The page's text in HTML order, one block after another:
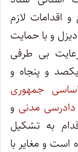
اقدامات لازم
و با حمایت
بی طرفی
و پنجاه و
جمهوری
دادرسی مدنی و
به تشکیل
است و مغایر با